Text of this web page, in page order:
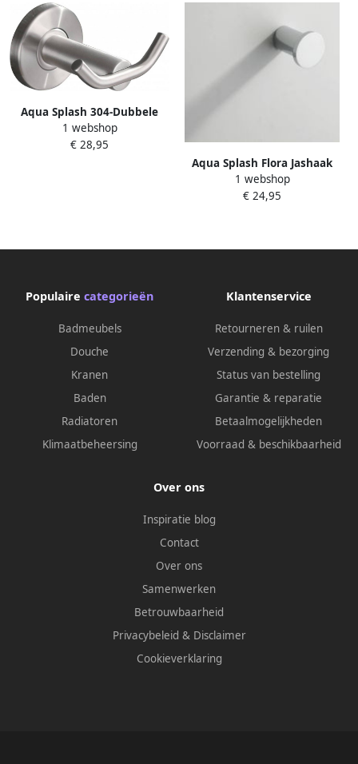
Aqua Splash 304-Dubbele
Jashaak RVS
1 webshop
€ 28,95
Aqua Splash Flora Jashaak
Chroom
1 webshop
€ 24,95
Populaire categorieën
Badmeubels
Douche
Kranen
Baden
Radiatoren
Klimaatbeheersing
Klantenservice
Retourneren & ruilen
Verzending & bezorging
Status van bestelling
Garantie & reparatie
Betaalmogelijkheden
Voorraad & beschikbaarheid
Over ons
Inspiratie blog
Contact
Over ons
Samenwerken
Betrouwbaarheid
Privacybeleid & Disclaimer
Cookieverklaring